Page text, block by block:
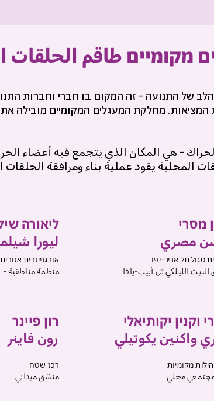
מקומיים طاقم الحلقات
של התנועה - זה המקום בו חברי וחברות
מחלקת המעגלים המקומיים מובילה את
- هي المكان الذي يتجمع فيه أعضاء
المحلية يقود عملية بناء ومرافقة الحلقات
מסרי
مصري
סגול תל אביב-יפו
الليلكي تل أبيب-يافا
ליאורה
ليورا
אורגנייזרית
منطمة مناطقية -
וקנין יקותיאלי
واكنين يكوتيلي
מקומיות
محلي
רון פיינר
رون فاينر
רכז שטח
منسّق ميداني